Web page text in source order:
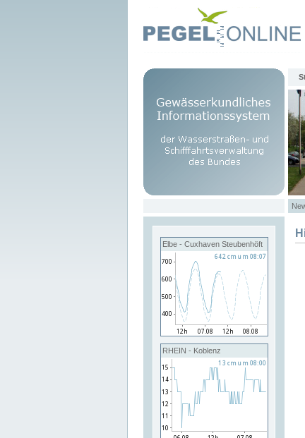
Elbe - Cuxhaven Steubenhöft
RHEIN - Koblenz